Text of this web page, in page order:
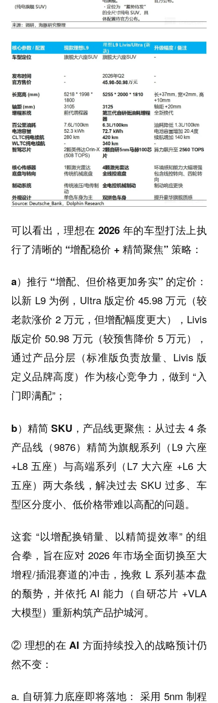
可以看出，理想在 2026 年的车型打法上执
行了清晰的 “增配稳价 + 精简聚焦” 策略：
a）推行 “增配、但价格更加务实” 的定价：
以新 L9 为例，Ultra 版定价 45.98 万元（较
老款涨价 2 万元，但增配幅度更大），Livis
版定价 50.98 万元（较预售降价 5 万元），
通过产品分层（标准版负责放量、Livis 版
定义品牌高度）作为核心竞争力，做到 “入
门即满配”；
b）精简 SKU，产品线更聚焦： 从过去 4 条
产品线（9876）精简为旗舰系列（L9 六座
+L8 五座）与高端系列（L7 大六座 +L6 大
五座）两大条线，解决过去 SKU 过多、车
型区分度小、低价格带难以高配的问题。
这套 “以增配换销量、以精简提效率” 的组
合拳，旨在应对 2026 年市场全面切换至大
增程/插混赛道的冲击，挽救 L 系列基本盘
的颓势，并依托 AI 能力（自研芯片 +VLA
大模型）重新构筑产品护城河。
② 理想的在 AI 方面持续投入的战略预计仍
然不变：
a. 自研算力底座即将落地： 采用 5nm 制程